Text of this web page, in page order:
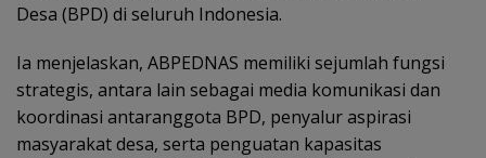
Desa (BPD) di seluruh Indonesia.
Ia menjelaskan, ABPEDNAS memiliki sejumlah fungsi
strategis, antara lain sebagai media komunikasi dan
koordinasi antaranggota BPD, penyalur aspirasi
masyarakat desa, serta penguatan kapasitas